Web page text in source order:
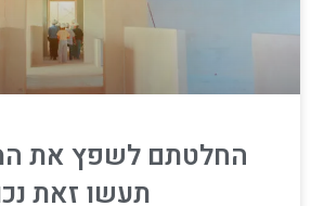
החלטתם לשפץ את
תעשו זאת